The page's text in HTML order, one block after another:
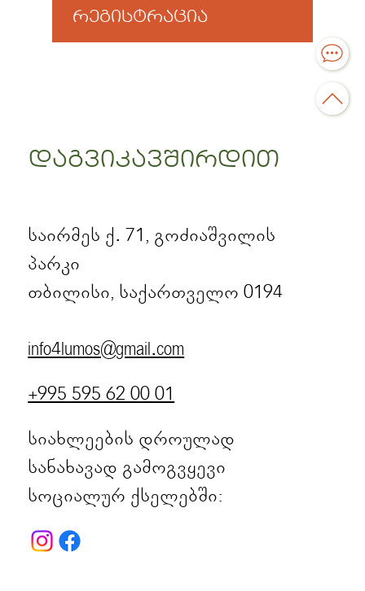
რეგისტრაცია
დაგვიკავშირდით
საირმეს ქ. 71, გოძიაშვილის
პარკი
თბილისი, საქართველო 0194
info4lumos@gmail.com
+995 595 62 00 01
სიახლეების დროულად
სანახავად გამოგვყევი
სოციალურ ქსელებში: